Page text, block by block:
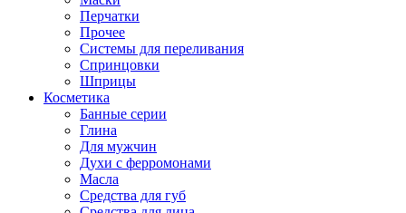
Перчатки
Прочее
Системы для переливания
Спринцовки
Шприцы
Косметика
Банные серии
Глина
Для мужчин
Духи с ферромонами
Масла
Средства для губ